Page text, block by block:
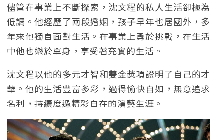
儘管在事業上不斷探索，沈文程的私人生活卻極為
低調。他經歷了兩段婚姻，孩子早年也居國外，多
年來他獨自面對生活。在事業上勇於挑戰，在生活
中他也樂於單身，享受著充實的生活。
沈文程以他的多元才智和雙金獎項證明了自己的才
華。他的生活豐富多彩，過得愉快自如，無意追求
名利，持續度過精彩自在的演藝生涯。